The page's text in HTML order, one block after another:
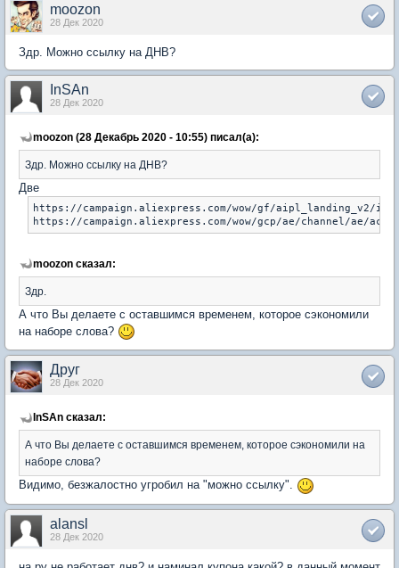
moozon
28 Дек 2020
Здр. Можно ссылку на ДНВ?
InSAn
28 Дек 2020
moozon (28 Декабрь 2020 - 10:55) писал(а):
Здр. Можно ссылку на ДНВ?
Две
https://campaign.aliexpress.com/wow/gf/aipl_landing_v2/
moozon сказал:
Здр.
А что Вы делаете с оставшимся временем, которое сэкономили
на наборе слова?
Друг
28 Дек 2020
InSAn сказал:
А что Вы делаете с оставшимся временем, которое сэкономили на
наборе слова?
Видимо, безжалостно угробил на "можно ссылку".
alansl
28 Дек 2020